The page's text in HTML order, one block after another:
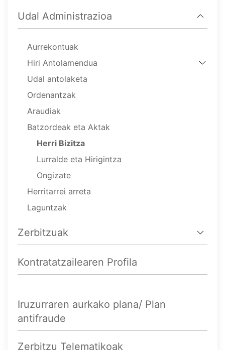
Udal Administrazioa
Aurrekontuak
Hiri Antolamendua
Udal antolaketa
Ordenantzak
Araudiak
Batzordeak eta Aktak
Herri Bizitza
Lurralde eta Hirigintza
Ongizate
Herritarrei arreta
Laguntzak
Zerbitzuak
Kontratatzailearen Profila
Iruzurraren aurkako plana/ Plan
antifraude
Zerbitzu Telematikoak